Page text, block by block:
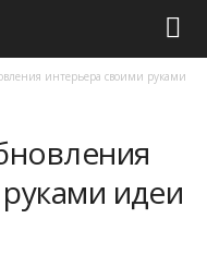
интерьера своими руками
идеи